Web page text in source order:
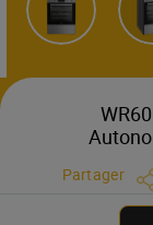
Partager